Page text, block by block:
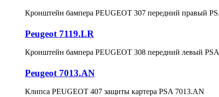
Кронштейн бампера PEUGEOT 307 передний правый
Peugeot 7119.LR
Кронштейн бампера PEUGEOT 308 передний левый
Peugeot 7013.AN
Клипса PEUGEOT 407 защиты картера PSA 7013.AN